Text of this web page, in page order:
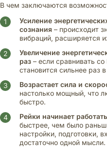
В чем заключаются
Усиление
сознания – происходит
вибраций, расширяется
Увеличение
раз – если сравнивать
становится сильнее раз
Возрастает сила и
настолько мощный, что
быстро.
Рейки начинает
быстрее, чем было
настройки, подготовки,
достаточно одной мысли.